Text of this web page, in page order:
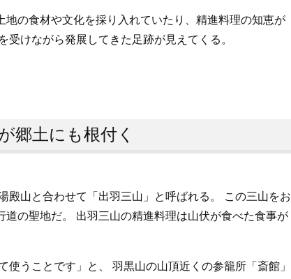
地の食材や文化を採り入れていたり、精進料理の知恵が
けながら発展してきた足跡が見えてくる。
郷土にも根付く
殿山と合わせて「出羽三山」と呼ばれる。 この三山をお
の聖地だ。 出羽三山の精進料理は山伏が食べた食事が
使うことです」と、 羽黒山の山頂近くの参籠所「斎館」